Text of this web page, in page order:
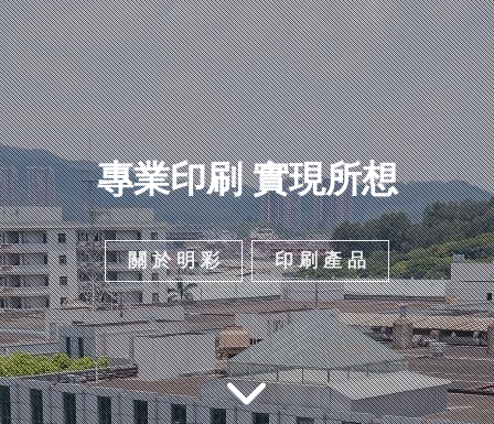
專業印刷 實現所想
關 於 明 彩 印 刷 產 品